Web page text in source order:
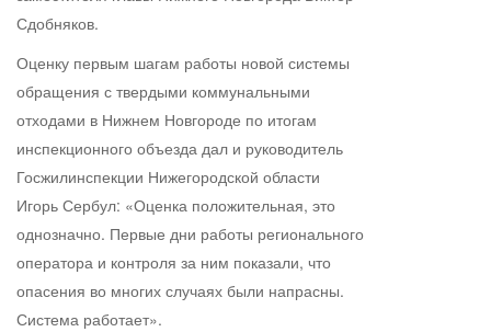
Сдобняков.
Оценку первым шагам работы новой системы
обращения с твердыми коммунальными
отходами в Нижнем Новгороде по итогам
инспекционного объезда дал и руководитель
Госжилинспекции Нижегородской области
Игорь Сербул: «Оценка положительная, это
однозначно. Первые дни работы регионального
оператора и контроля за ним показали, что
опасения во многих случаях были напрасны.
Система работает».